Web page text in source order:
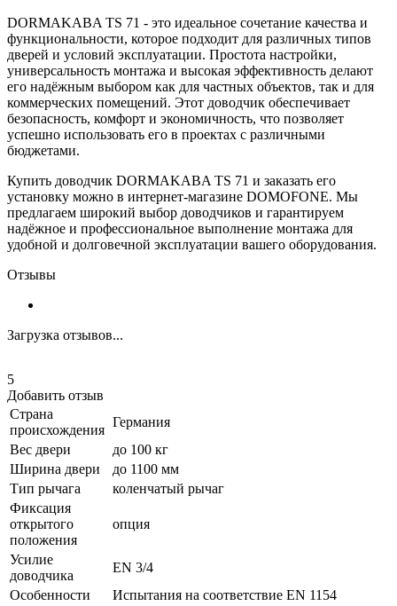
DORMAKABA TS 71 - это идеальное сочетание качества и
функциональности, которое подходит для различных типов
дверей и условий эксплуатации. Простота настройки,
универсальность монтажа и высокая эффективность делают
его надёжным выбором как для частных объектов, так и для
коммерческих помещений. Этот доводчик обеспечивает
безопасность, комфорт и экономичность, что позволяет
успешно использовать его в проектах с различными
бюджетами.
Купить доводчик DORMAKABA TS 71 и заказать его
установку можно в интернет-магазине DOMOFONE. Мы
предлагаем широкий выбор доводчиков и гарантируем
надёжное и профессиональное выполнение монтажа для
удобной и долговечной эксплуатации вашего оборудования.
Отзывы
Загрузка отзывов...
5
Добавить отзыв
Страна
происхождения
Германия
Вес двери
до 100 кг
Ширина двери
до 1100 мм
Тип рычага
коленчатый рычаг
Фиксация
открытого
положения
опция
Усилие
доводчика
EN 3/4
Особенности
Испытания на соответствие EN 1154